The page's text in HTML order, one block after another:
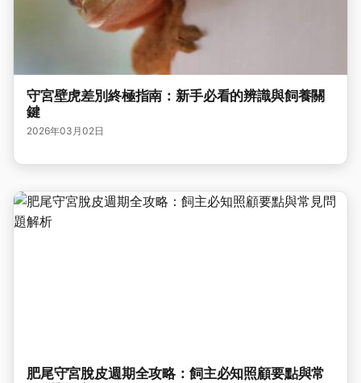
守宮壁虎差別終極指南：新手必看的辨識與飼養關
鍵
2026年03月02日
肥尾守宮脫皮週期全攻略：飼主必知照顧要點與常